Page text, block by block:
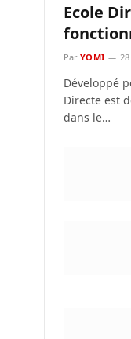
Ecole
Par YOMI
Développé
Directe est
dans le…